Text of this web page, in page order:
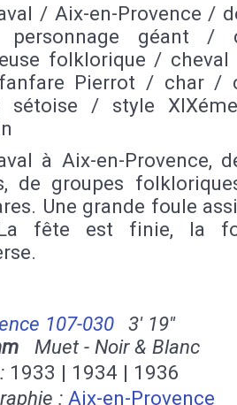
/ Aix-en-Provence /
personnage géant /
folklorique /
Pierrot / char /
sétoise / style
à Aix-en-Provence,
de groupes
Une grande foule
fête est finie, la
107-030
3' 19''
Muet - Noir & Blanc
1933 | 1934 | 1936
: Aix-en-Provence